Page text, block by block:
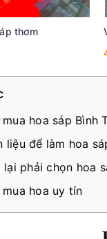
thơm
hoa sáp Bình
liệu để làm hoa
lại phải chọn hoa
hoa uy tín